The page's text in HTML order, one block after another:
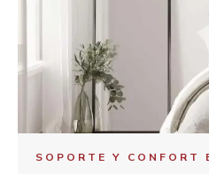
SOPORTE Y CONFORT